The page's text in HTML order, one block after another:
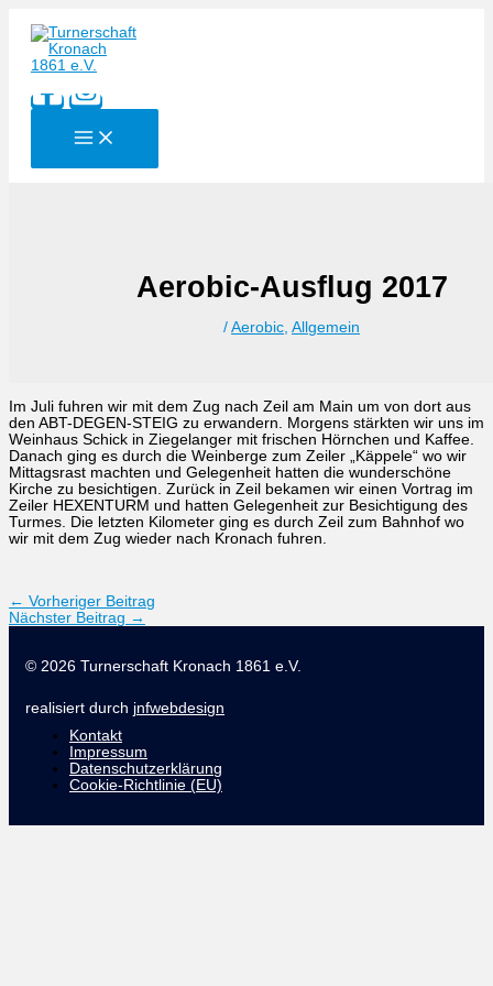
Inhalt
springen
Aerobic-Ausflug 2017
/Aerobic,Allgemein
Im Juli fuhren wir mit dem Zug nach Zeil am Main um von dort aus
den ABT-DEGEN-STEIG zu erwandern. Morgens stärkten wir uns im
Weinhaus Schick in Ziegelanger mit frischen Hörnchen und Kaffee.
Danach ging es durch die Weinberge zum Zeiler „Käppele“ wo wir
Mittagsrast machten und Gelegenheit hatten die wunderschöne
Kirche zu besichtigen. Zurück in Zeil bekamen wir einen Vortrag im
Zeiler HEXENTURM und hatten Gelegenheit zur Besichtigung des
Turmes. Die letzten Kilometer ging es durch Zeil zum Bahnhof wo
wir mit dem Zug wieder nach Kronach fuhren.
← Vorheriger Beitrag
Nächster Beitrag →
© 2026 Turnerschaft Kronach 1861 e.V.
realisiert durch jnfwebdesign
Kontakt
Impressum
Datenschutzerklärung
Cookie-Richtlinie (EU)